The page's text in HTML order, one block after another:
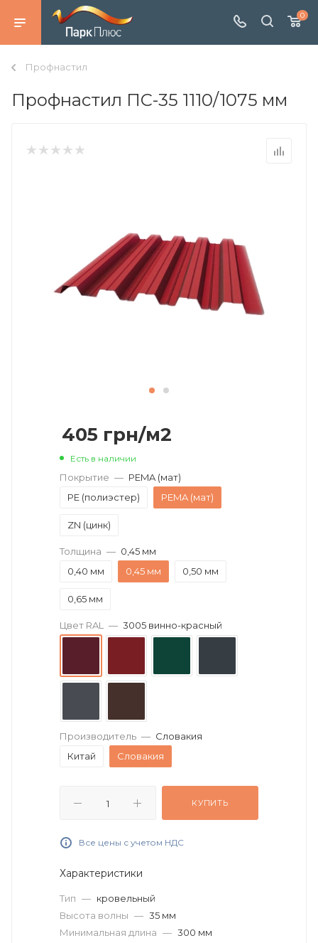
0
Профнастил
Профнастил ПС-35 1110/1075 мм
405 грн/м2
Есть в наличии
Покрытие — PEMA (мат)
PE (полиэстер)
PEMA (мат)
ZN (цинк)
Толщина — 0,45 мм
0,40 мм
0,45 мм 0,50 мм
0,65 мм
Цвет RAL — 3005 винно-красный
Производитель — Словакия
Китай
Словакия
КУПИТЬ
Все цены с учетом НДС
Характеристики
Тип — кровельный
Высота волны — 35 мм
Минимальная длина — 300 мм